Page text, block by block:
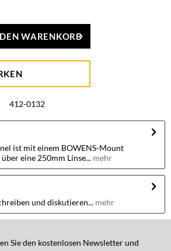
WARENKORB
412-0132
ist mit einem BOWENS-Mount
eine 250mm Linse... mehr
und diskutieren... mehr
Sie den kostenlosen Newsletter und